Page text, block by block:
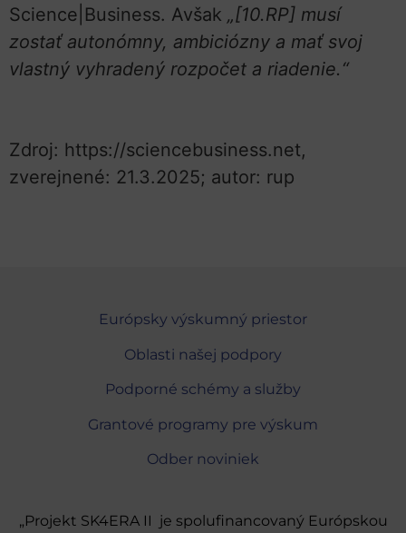
Science|Business. Avšak „[10.RP] musí
zostať autonómny, ambiciózny a mať svoj
vlastný vyhradený rozpočet a riadenie.“
Zdroj: https://sciencebusiness.net,
zverejnené: 21.3.2025; autor: rup
Európsky výskumný priestor
Oblasti našej podpory
Podporné schémy a služby
Grantové programy pre výskum
Odber noviniek
„Projekt SK4ERA II je spolufinancovaný Európskou